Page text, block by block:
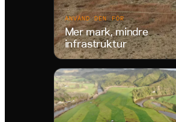
ANVÄND DEN FÖR
Mer mark, mindre
infrastruktur